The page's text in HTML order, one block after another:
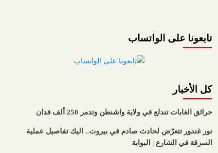
تابعونا على الواتساب
كل الأخبار
حرائق الغابات تندلع في ولاية واشنطن وتدمر 250 ألف فدان
نور غندور تتعرّض لحادث صادم في بيروت.. اليك تفاصيل عملية
السرقة في الشارع | البوابة